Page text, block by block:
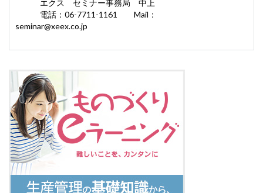
エクス セミナー事務局 中上
電話：06-7711-1161 Mail：
seminar@xeex.co.jp